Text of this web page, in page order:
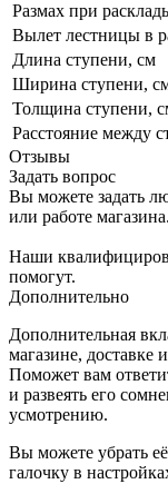
Размах при
Вылет лестницы в
Длина ступени, см
Ширина ступени,
Толщина ступени,
Расстояние между
Отзывы
Задать вопрос
Вы можете задать
или работе магазина.
Наши
помогут.
Дополнительно
Дополнительная
магазине, доставке
Поможет вам
и развеять его
усмотрению.
Вы можете убрать
галочку в